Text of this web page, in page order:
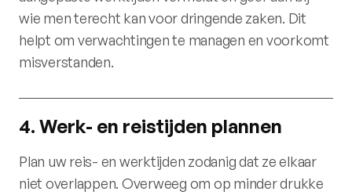
wie men terecht kan voor dringende zaken. Dit
helpt om verwachtingen te managen en voorkomt
misverstanden.
4. Werk- en reistijden plannen
Plan uw reis- en werktijden zodanig dat ze elkaar
niet overlappen. Overweeg om op minder drukke